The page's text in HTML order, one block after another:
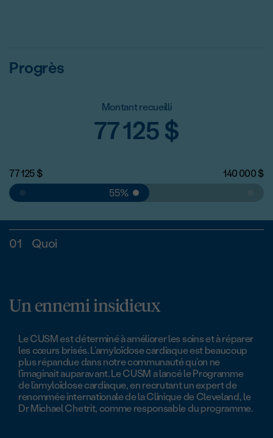
Progrès
Montant recueilli
77 125 $
77 125$ 140 000$
55%
01 Quoi
Un ennemi insidieux
Le CUSM est déterminé à améliorer les soins et à réparer
les cœurs brisés. L’amyloïdose cardiaque est beaucoup
plus répandue dans notre communauté qu’on ne
l’imaginait auparavant. Le CUSM a lancé le Programme
de l’amyloïdose cardiaque, en recrutant un expert de
renommée internationale de la Clinique de Cleveland, le
Dr Michael Chetrit, comme responsable du programme.